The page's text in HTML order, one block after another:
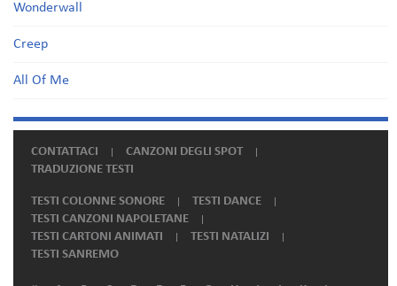
Wonderwall
Creep
All Of Me
CONTATTACI
CANZONI DEGLI SPOT
TRADUZIONE TESTI
TESTI COLONNE SONORE
TESTI DANCE
TESTI CANZONI NAPOLETANE
TESTI CARTONI ANIMATI
TESTI NATALIZI
TESTI SANREMO